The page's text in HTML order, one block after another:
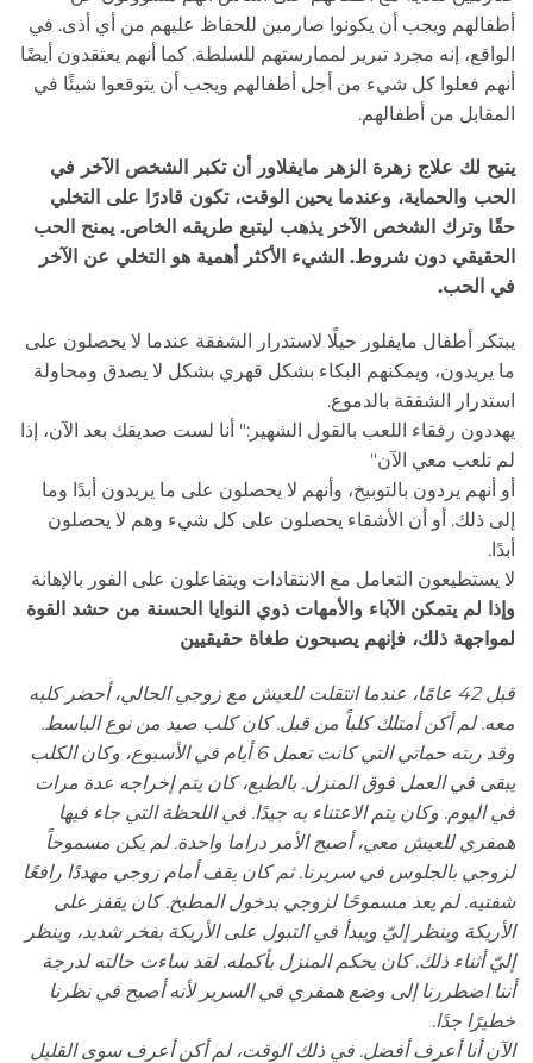
أطفالهم ويجب أن يكونوا صارمين للحفاظ عليهم من أي أذى. في
الواقع، إنه مجرد تبرير لممارستهم للسلطة. كما أنهم يعتقدون أيضًا
أنهم فعلوا كل شيء من أجل أطفالهم ويجب أن يتوقعوا شيئًا في
المقابل من أطفالهم.
يتيح لك علاج زهرة الزهر مايفلاور أن تكبر الشخص الآخر في
الحب والحماية، وعندما يحين الوقت، تكون قادرًا على التخلي
حقًا وترك الشخص الآخر يذهب ليتبع طريقه الخاص. يمنح الحب
الحقيقي دون شروط. الشيء الأكثر أهمية هو التخلي عن الآخر
في الحب.
يبتكر أطفال مايفلور حيلًا لاستدرار الشفقة عندما لا يحصلون على
ما يريدون، ويمكنهم البكاء بشكل قهري بشكل لا يصدق ومحاولة
استدرار الشفقة بالدموع.
يهددون رفقاء اللعب بالقول الشهير:" أنا لست صديقك بعد الآن، إذا
لم تلعب معي الآن"
أو أنهم يردون بالتوبيخ، وأنهم لا يحصلون على ما يريدون أبدًا وما
إلى ذلك. أو أن الأشقاء يحصلون على كل شيء وهم لا يحصلون
أبدًا.
لا يستطيعون التعامل مع الانتقادات ويتفاعلون على الفور بالإهانة
وإذا لم يتمكن الآباء والأمهات ذوي النوايا الحسنة من حشد القوة
لمواجهة ذلك، فإنهم يصبحون طغاة حقيقيين
قبل 42 عامًا، عندما انتقلت للعيش مع زوجي الحالي، أحضر كلبه
معه. لم أكن أمتلك كلباً من قبل. كان كلب صيد من نوع الباسط.
وقد ربته حماتي التي كانت تعمل 6 أيام في الأسبوع، وكان الكلب
يبقى في العمل فوق المنزل. بالطبع، كان يتم إخراجه عدة مرات
في اليوم. وكان يتم الاعتناء به جيدًا. في اللحظة التي جاء فيها
همفري للعيش معي، أصبح الأمر دراما واحدة. لم يكن مسموحاً
لزوجي بالجلوس في سريرنا. ثم كان يقف أمام زوجي مهددًا رافعًا
شفتيه. لم يعد مسموحًا لزوجي بدخول المطبخ. كان يقفز على
الأريكة وينظر إليّ ويبدأ في التبول على الأريكة بفخر شديد، وينظر
إليّ أثناء ذلك. كان يحكم المنزل بأكمله. لقد ساءت حالته لدرجة
أننا اضطررنا إلى وضع همفري في السرير لأنه أصبح في نظرنا
خطيرًا جدًا.
الآن أنا أعرف أفضل. في ذلك الوقت، لم أكن أعرف سوى القليل